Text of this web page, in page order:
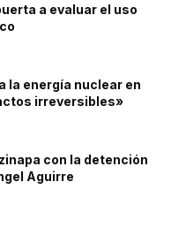
a evaluar el uso
la energía nuclear en
irreversibles»
con la detención
Aguirre